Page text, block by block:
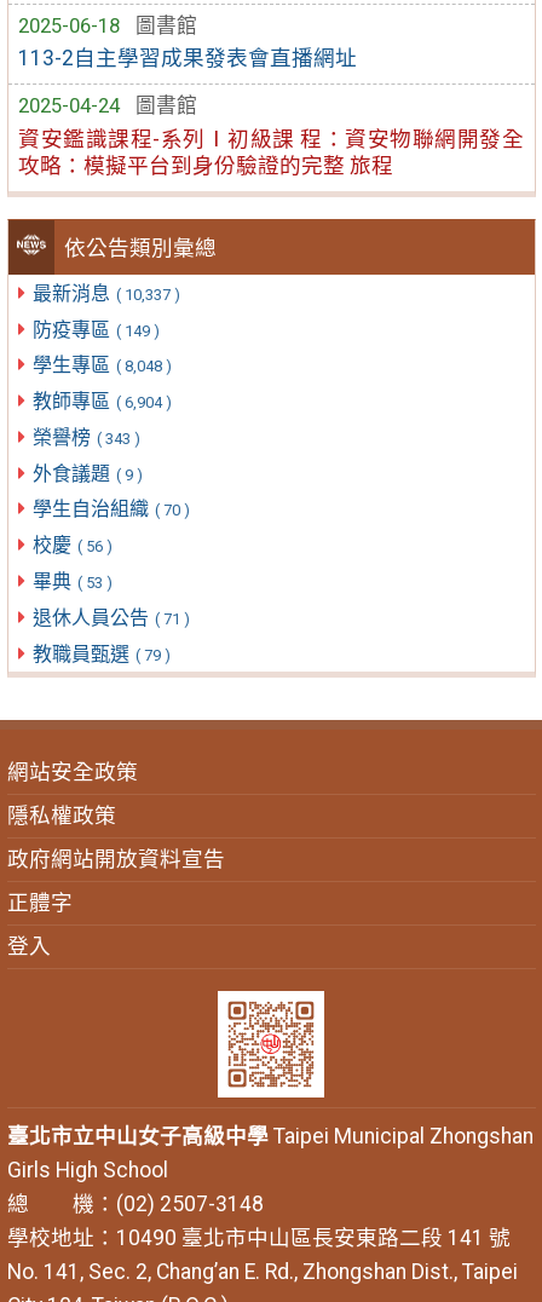
2025-06-18
圖書館
113-2自主學習成果發表會直播網址
2025-04-24
圖書館
資安鑑識課程-系列Ⅰ初級課 程：資安物聯網開發全
攻略：模擬平台到身份驗證的完整 旅程
依公告類別彙總
最新消息 ( 10,337 )
防疫專區 ( 149 )
學生專區 ( 8,048 )
教師專區 ( 6,904 )
榮譽榜 ( 343 )
外食議題 ( 9 )
學生自治組織 ( 70 )
校慶 ( 56 )
畢典 ( 53 )
退休人員公告 ( 71 )
教職員甄選 ( 79 )
網站安全政策
隱私權政策
政府網站開放資料宣告
正體字
登入
臺北市立中山女子高級中學Taipei Municipal Zhongshan
Girls High School
總 機：(02) 2507-3148
學校地址：10490 臺北市中山區長安東路二段 141 號
No. 141, Sec. 2, Chang’an E. Rd., Zhongshan Dist., Taipei